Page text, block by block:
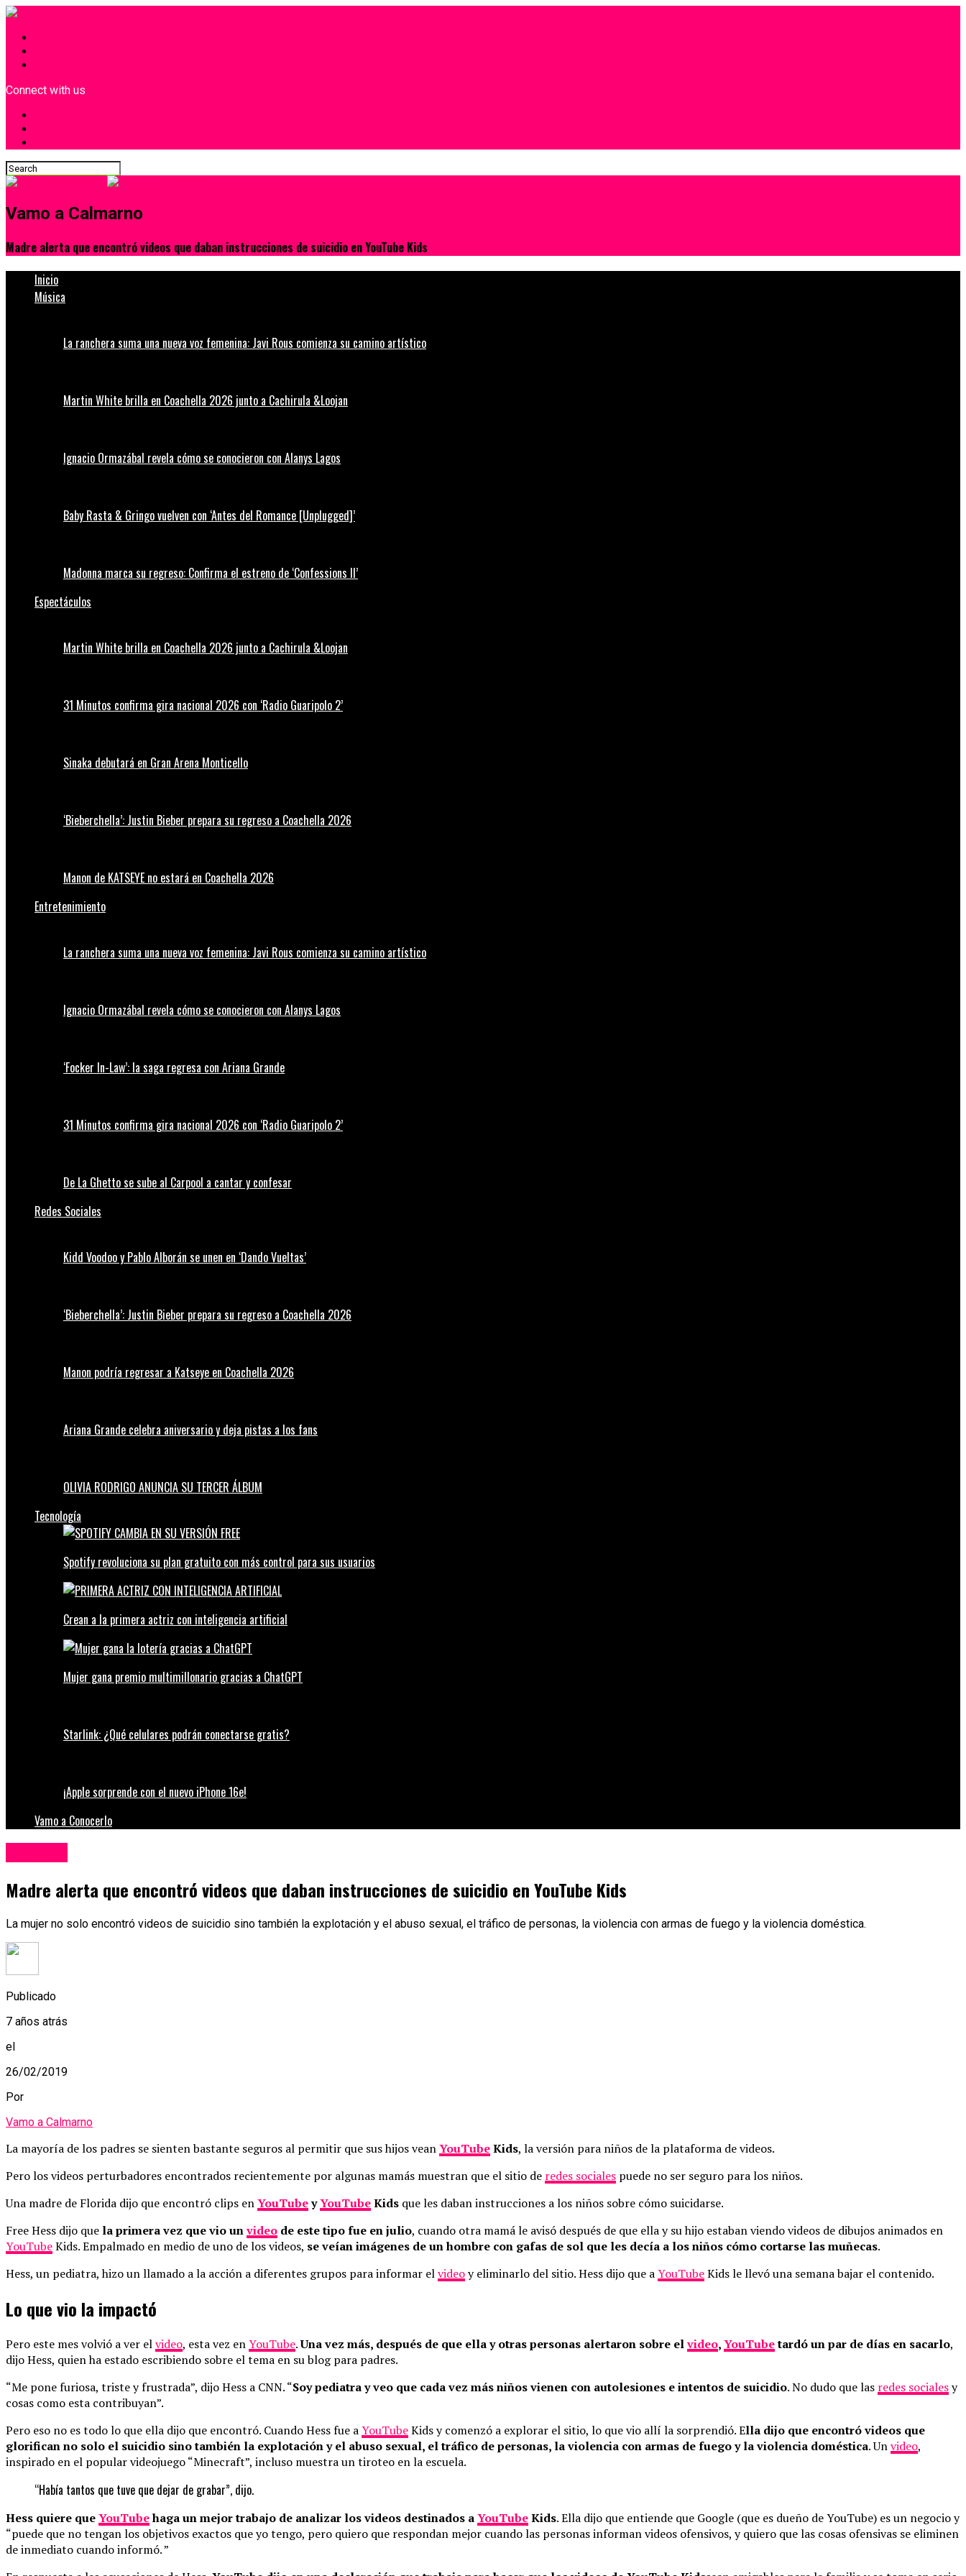
Connect with us
Vamo a Calmarno
Madre alerta que encontró videos que daban instrucciones de suicidio en YouTube Kids
Inicio
Música
La ranchera suma una nueva voz femenina: Javi Rous comienza su camino artístico
Martin White brilla en Coachella 2026 junto a Cachirula &Loojan
Ignacio Ormazábal revela cómo se conocieron con Alanys Lagos
Baby Rasta & Gringo vuelven con ‘Antes del Romance [Unplugged]’
Madonna marca su regreso: Confirma el estreno de ‘Confessions II’
Espectáculos
Martin White brilla en Coachella 2026 junto a Cachirula &Loojan
31 Minutos confirma gira nacional 2026 con ‘Radio Guaripolo 2’
Sinaka debutará en Gran Arena Monticello
‘Bieberchella’: Justin Bieber prepara su regreso a Coachella 2026
Manon de KATSEYE no estará en Coachella 2026
Entretenimiento
La ranchera suma una nueva voz femenina: Javi Rous comienza su camino artístico
Ignacio Ormazábal revela cómo se conocieron con Alanys Lagos
‘Focker In-Law’: la saga regresa con Ariana Grande
31 Minutos confirma gira nacional 2026 con ‘Radio Guaripolo 2’
De La Ghetto se sube al Carpool a cantar y confesar
Redes Sociales
Kidd Voodoo y Pablo Alborán se unen en ‘Dando Vueltas’
‘Bieberchella’: Justin Bieber prepara su regreso a Coachella 2026
Manon podría regresar a Katseye en Coachella 2026
Ariana Grande celebra aniversario y deja pistas a los fans
OLIVIA RODRIGO ANUNCIA SU TERCER ÁLBUM
Tecnología
Spotify revoluciona su plan gratuito con más control para sus usuarios
Crean a la primera actriz con inteligencia artificial
Mujer gana premio multimillonario gracias a ChatGPT
Starlink: ¿Qué celulares podrán conectarse gratis?
¡Apple sorprende con el nuevo iPhone 16e!
Vamo a Conocerlo
Madre alerta que encontró videos que daban instrucciones de suicidio en YouTube Kids
La mujer no solo encontró videos de suicidio sino también la explotación y el abuso sexual, el tráfico de personas, la violencia con armas de fuego y la violencia doméstica.
Publicado
7 años atrás
el
26/02/2019
Por
Vamo a Calmarno
La mayoría de los padres se sienten bastante seguros al permitir que sus hijos veanYouTubeKids, la versión para niños de la plataforma de videos.
Pero los videos perturbadores encontrados recientemente por algunas mamás muestran que el sitio de redes sociales puede no ser seguro para los niños.
Una madre de Florida dijo que encontró clips enYouTubeyYouTubeKids que les daban instrucciones a los niños sobre cómo suicidarse.
Free Hess dijo que la primera vez que vio unvideo de este tipo fue en julio, cuando otra mamá le avisó después de que ella y su hijo estaban viendo videos de dibujos animados en
YouTubeKids. Empalmado en medio de uno de los videos, se veían imágenes de un hombre con gafas de sol que les decía a los niños cómo cortarse las muñecas.
Hess, un pediatra, hizo un llamado a la acción a diferentes grupos para informar elvideoy eliminarlo del sitio. Hess dijo que aYouTubeKids le llevó una semana bajar el contenido.
Lo que vio la impactó
Pero este mes volvió a ver elvideo, esta vez enYouTube.Una vez más, después de que ella y otras personas alertaron sobre elvideo,YouTubetardó un par de días en sacarlo,
dijo Hess, quien ha estado escribiendo sobre el tema en su blog para padres.
“Me pone furiosa, triste y frustrada”, dijo Hess a CNN. “Soy pediatra y veo que cada vez más niños vienen con autolesiones e intentos de suicidio. No dudo que las redes socialesy
cosas como esta contribuyan”.
Pero eso no es todo lo que ella dijo que encontró. Cuando Hess fue aYouTubeKids y comenzó a explorar el sitio, lo que vio allí la sorprendió. Ella dijo que encontró videos que
glorifican no solo el suicidio sino también la explotación y el abuso sexual, el tráfico de personas, la violencia con armas de fuego y la violencia doméstica. Unvideo,
inspirado en el popular videojuego “Minecraft”, incluso muestra un tiroteo en la escuela.
“Había tantos que tuve que dejar de grabar”, dijo.
Hess quiere queYouTubehaga un mejor trabajo de analizar los videos destinados aYouTubeKids. Ella dijo que entiende que Google (que es dueño de YouTube) es un negocio y
“puede que no tengan los objetivos exactos que yo tengo, pero quiero que respondan mejor cuando las personas informan videos ofensivos, y quiero que las cosas ofensivas se eliminen
de inmediato cuando informó. ”